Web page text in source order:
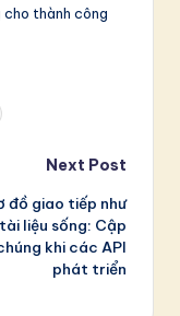
thành công
Next Post
đồ giao tiếp như
liệu sống: Cập
khi các API
phát triển